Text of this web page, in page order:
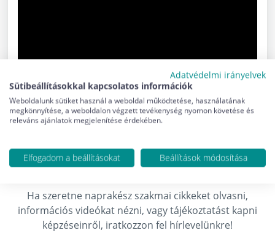
Hírlevél feliratkozás
Ha szeretne naprakész szakmai cikkeket olvasni,
információs videókat nézni, vagy tájékoztatást kapni
képzéseinről, iratkozzon fel hírlevelünkre!
Adatvédelmi irányelvek
Sütibeállításokkal kapcsolatos információk
Weboldalunk sütiket használ a weboldal működtetése, használatának
megkönnyítése, a weboldalon végzett tevékenység nyomon követése és
releváns ajánlatok megjelenítése érdekében.
Elfogadom a beállításokat Beállítások módosítása